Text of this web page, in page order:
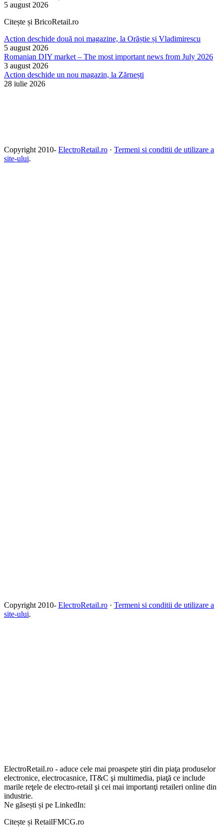
5 august 2026
Citește și BricoRetail.ro
Action deschide două noi magazine, la Orăștie și Vladimirescu
5 august 2026
Romanian DIY market – The most important news from July 2026
3 august 2026
Action deschide un nou magazin, la Zărnești
28 iulie 2026
Copyright 2010- ElectroRetail.ro · Termeni si conditii de utilizare a
site-ului.
Copyright 2010- ElectroRetail.ro · Termeni si conditii de utilizare a
site-ului.
ElectroRetail.ro - aduce cele mai proaspete ştiri din piaţa produselor
electronice, electrocasnice, IT&C şi multimedia, piaţă ce include
marile reţele de electro-retail şi cei mai importanţi retaileri online din
industrie.
Ne găsești și pe LinkedIn:
Citește și RetailFMCG.ro